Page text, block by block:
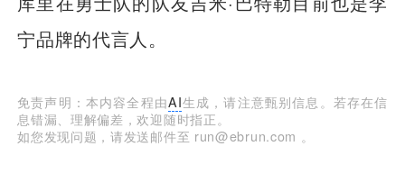
宁品牌的代言人。
免责声明：本内容全程由AI生成，请注意甄别信息。若存在信
息错漏、理解偏差，欢迎随时指正。
如您发现问题，请发送邮件至 run@ebrun.com 。